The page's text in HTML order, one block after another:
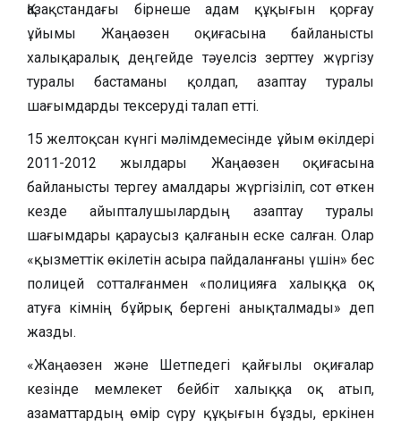
Қазақстандағы бірнеше адам құқығын қорғау
ұйымы Жаңаөзен оқиғасына байланысты
халықаралық деңгейде тәуелсіз зерттеу жүргізу
туралы бастаманы қолдап, азаптау туралы
шағымдарды тексеруді талап етті.
15 желтоқсан күнгі мәлімдемесінде ұйым өкілдері
2011-2012 жылдары Жаңаөзен оқиғасына
байланысты тергеу амалдары жүргізіліп, сот өткен
кезде айыпталушылардың азаптау туралы
шағымдары қараусыз қалғанын еске салған. Олар
«қызметтік өкілетін асыра пайдаланғаны үшін» бес
полицей сотталғанмен «полицияға халыққа оқ
атуға кімнің бұйрық бергені анықталмады» деп
жазды.
«Жаңаөзен және Шетпедегі қайғылы оқиғалар
кезінде мемлекет бейбіт халыққа оқ атып,
азаматтардың өмір сүру құқығын бұзды, еркінен